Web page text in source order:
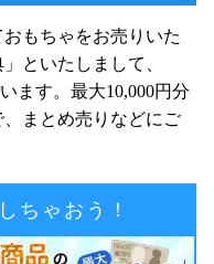
もちゃをお売りいた
といたしまして、
ます。最大10,000円分
まとめ売りなどにご
ちゃおう！